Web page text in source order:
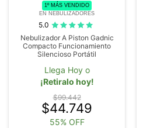
1º MÁS VENDIDO
EN NEBULIZADORES
5.0
Nebulizador A Piston Gadnic
Compacto Funcionamiento
Silencioso Portátil
Llega Hoy o
¡Retiralo hoy!
$99.442
$44.749
55% OFF